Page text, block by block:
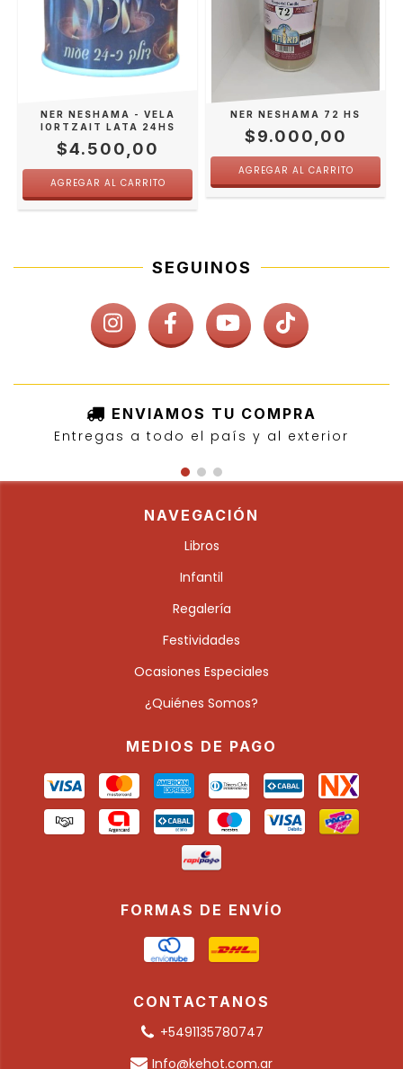
NER NESHAMA - VELA
IORTZAIT LATA 24HS
$4.500,00
NER NESHAMA 72 HS
$9.000,00
SEGUINOS
ENVIAMOS TU COMPRA
Entregas a todo el país y al exterior
NAVEGACIÓN
Libros
Infantil
Regalería
Festividades
Ocasiones Especiales
¿Quiénes Somos?
MEDIOS DE PAGO
FORMAS DE ENVÍO
CONTACTANOS
+5491135780747
Info@kehot.com.ar